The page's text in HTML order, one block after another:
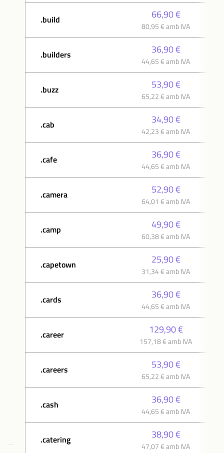
.build 66,90 €
80,95 € amb IVA
.builders 36,90 €
44,65 € amb IVA
.buzz 53,90 €
65,22 € amb IVA
.cab 34,90 €
42,23 € amb IVA
.cafe 36,90 €
44,65 € amb IVA
.camera 52,90 €
64,01 € amb IVA
.camp 49,90 €
60,38 € amb IVA
.capetown 25,90 €
31,34 € amb IVA
.cards 36,90 €
44,65 € amb IVA
.career 129,90 €
157,18 € amb IVA
.careers 53,90 €
65,22 € amb IVA
.cash 36,90 €
44,65 € amb IVA
.catering 38,90 €
47,07 € amb IVA